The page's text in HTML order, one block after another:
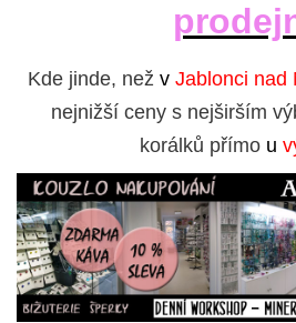
Kde jinde, než v Jablonci nad
nejnižší ceny s nejširším
korálků přímo u